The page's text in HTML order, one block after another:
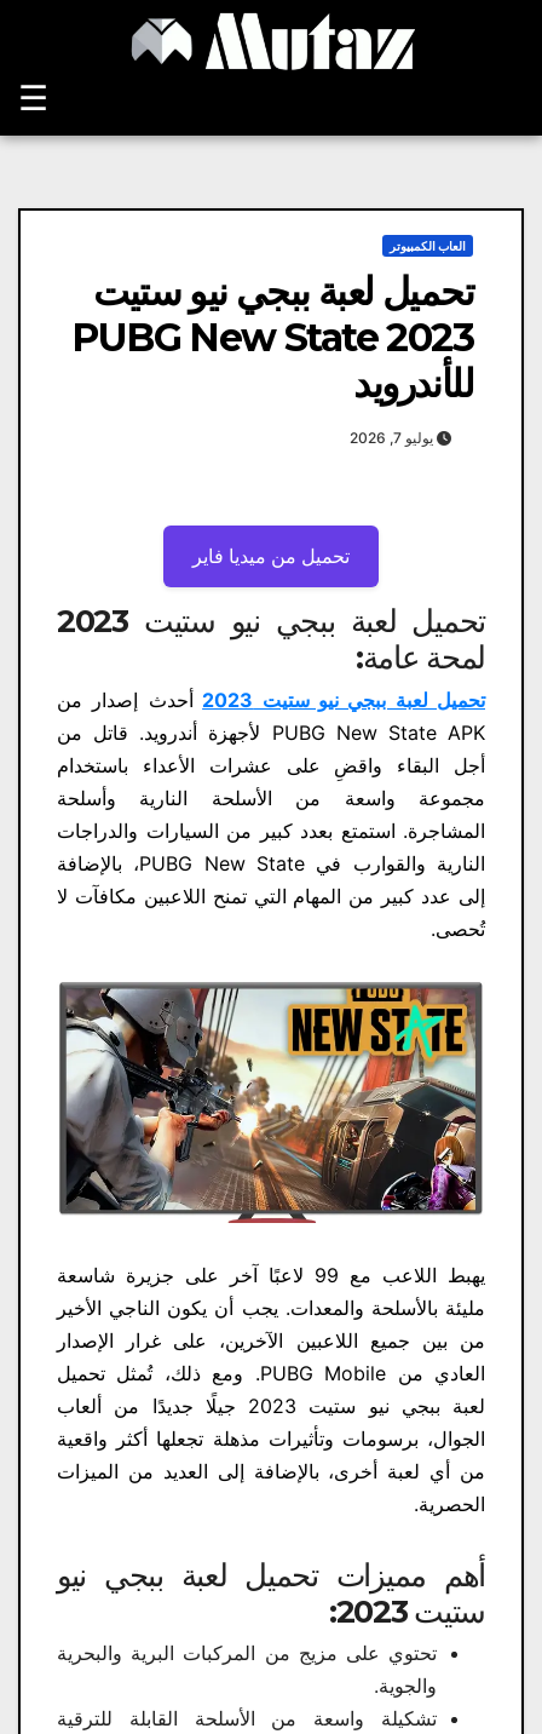
☰
العاب الكمبيوتر
تحميل لعبة ببجي نيو ستيت
PUBG New State 2023
للأندرويد
يوليو 7, 2026
تحميل من ميديا ​​فاير
تحميل لعبة ببجي نيو ستيت 2023
لمحة عامة:
تحميل لعبة ببجي نيو ستيت 2023
أحدث إصدار من
PUBG New State APK لأجهزة أندرويد. قاتل من
أجل البقاء واقضِ على عشرات الأعداء باستخدام
مجموعة واسعة من الأسلحة النارية وأسلحة
المشاجرة. استمتع بعدد كبير من السيارات والدراجات
النارية والقوارب في PUBG New State، بالإضافة
إلى عدد كبير من المهام التي تمنح اللاعبين مكافآت لا
تُحصى.
يهبط اللاعب مع 99 لاعبًا آخر على جزيرة شاسعة
مليئة بالأسلحة والمعدات. يجب أن يكون الناجي الأخير
من بين جميع اللاعبين الآخرين، على غرار الإصدار
العادي من PUBG Mobile. ومع ذلك، تُمثل تحميل
لعبة ببجي نيو ستيت 2023 جيلًا جديدًا من ألعاب
الجوال، برسومات وتأثيرات مذهلة تجعلها أكثر واقعية
من أي لعبة أخرى، بالإضافة إلى العديد من الميزات
الحصرية.
أهم مميزات تحميل لعبة ببجي نيو
ستيت 2023:
تحتوي على مزيج من المركبات البرية والبحرية
والجوية.
تشكيلة واسعة من الأسلحة القابلة للترقية